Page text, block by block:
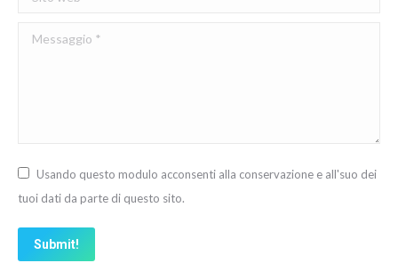
Messaggio *
Usando questo modulo acconsenti alla conservazione e all'suo dei
tuoi dati da parte di questo sito.
Submit!